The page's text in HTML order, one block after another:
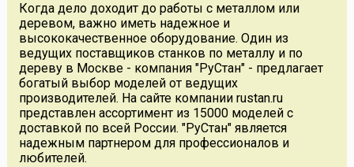
Когда дело доходит до работы с металлом или
деревом, важно иметь надежное и
высококачественное оборудование. Один из
ведущих поставщиков станков по металлу и по
дереву в Москве - компания "РуСтан" - предлагает
богатый выбор моделей от ведущих
производителей. На сайте компании rustan.ru
представлен ассортимент из 15000 моделей с
доставкой по всей России. "РуСтан" является
надежным партнером для профессионалов и
любителей.